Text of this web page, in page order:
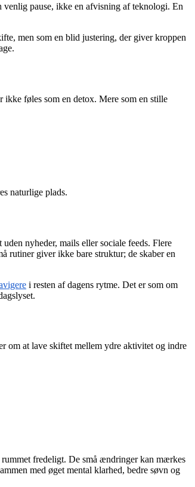
pause, ikke en afvisning af teknologi. En
men som en blid justering, der giver kroppen
ikke føles som en detox. Mere som en stille
naturlige plads.
nyheder, mails eller sociale feeds. Flere
rutiner giver ikke bare struktur; de skaber en
i resten af dagens rytme. Det er som om
om at lave skiftet mellem ydre aktivitet og indre
fredeligt. De små ændringer kan mærkes
med øget mental klarhed, bedre søvn og